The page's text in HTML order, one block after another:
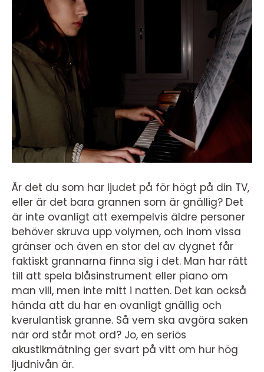
Är det du som har ljudet på för högt på din TV,
eller är det bara grannen som är gnällig? Det
är inte ovanligt att exempelvis äldre personer
behöver skruva upp volymen, och inom vissa
gränser och även en stor del av dygnet får
faktiskt grannarna finna sig i det. Man har rätt
till att spela blåsinstrument eller piano om
man vill, men inte mitt i natten. Det kan också
hända att du har en ovanligt gnällig och
kverulantisk granne. Så vem ska avgöra saken
när ord står mot ord? Jo, en seriös
akustikmätning ger svart på vitt om hur hög
ljudnivån är.